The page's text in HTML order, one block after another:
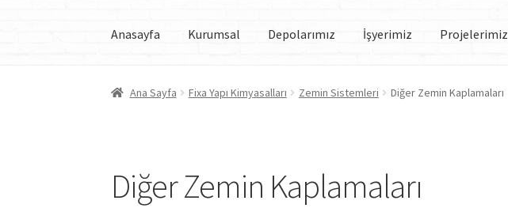
Anasayfa Kurumsal Depolarımız İşyerimiz Projelerimiz
Ana Sayfa Fixa Yapı Kimyasalları Zemin Sistemleri Diğer Zemin Kaplamaları
Diğer Zemin Kaplamaları